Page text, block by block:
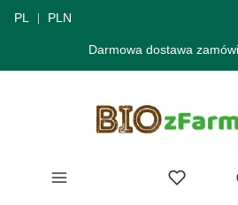
PL PLN
Darmowa dostawa
Menu Ulubione